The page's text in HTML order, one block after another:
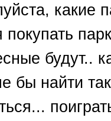
какие
покупать
будут..
бы найти